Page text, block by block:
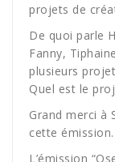
projets de
De quoi parle
Fanny,
plusieurs
Quel est le
Grand merci à
cette émission.
L’émission